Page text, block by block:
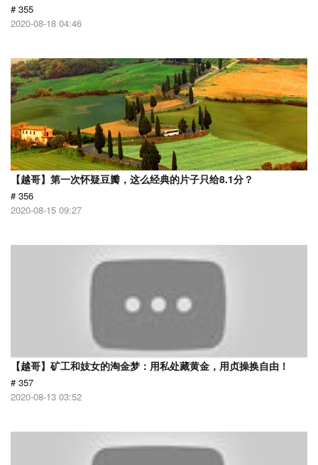
# 355
2020-08-18 04:46
【越哥】第一次怀疑豆瓣，这么经典的片子只给8.1分？
# 356
2020-08-15 09:27
【越哥】矿工和妓女的淘金梦：用私处藏黄金，用贞操换自由！
# 357
2020-08-13 03:52